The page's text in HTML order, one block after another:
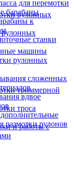
для перемотки
барабаны
к
станки
рулонных
машины
рулонных
сложенных
вдвое
размотки рулонов
триммерной
троса
и работы с